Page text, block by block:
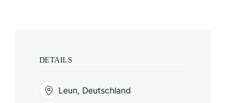
DETAILS
Leun, Deutschland